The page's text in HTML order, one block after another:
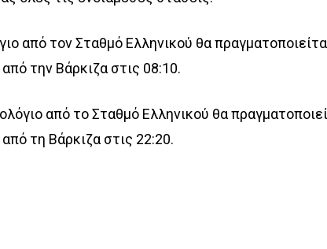
από τον Σταθμό Ελληνικού θα
την Βάρκιζα στις 08:10.
από το Σταθμό Ελληνικού θα
τη Βάρκιζα στις 22:20.